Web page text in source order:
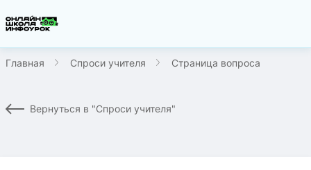
Главная Спроси учителя Страница вопроса
Вернуться в "Спроси учителя"